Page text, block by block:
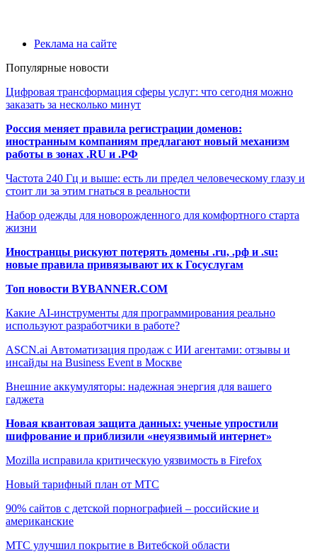
Реклама на сайте
Популярные новости
Цифровая трансформация сферы услуг: что сегодня можно
заказать за несколько минут
Россия меняет правила регистрации доменов:
иностранным компаниям предлагают новый механизм
работы в зонах .RU и .РФ
Частота 240 Гц и выше: есть ли предел человеческому глазу и
стоит ли за этим гнаться в реальности
Набор одежды для новорожденного для комфортного старта
жизни
Иностранцы рискуют потерять домены .ru, .рф и .su:
новые правила привязывают их к Госуслугам
Топ новости BYBANNER.COM
Какие AI-инструменты для программирования реально
используют разработчики в работе?
ASCN.ai Автоматизация продаж с ИИ агентами: отзывы и
инсайды на Business Event в Москве
Внешние аккумуляторы: надежная энергия для вашего
гаджета
Новая квантовая защита данных: ученые упростили
шифрование и приблизили «неуязвимый интернет»
Mozilla исправила критическую уязвимость в Firefox
Новый тарифный план от МТС
90% сайтов с детской порнографией – российские и
американские
МТС улучшил покрытие в Витебской области